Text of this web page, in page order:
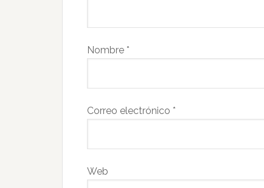
Nombre *
Correo electrónico *
Web